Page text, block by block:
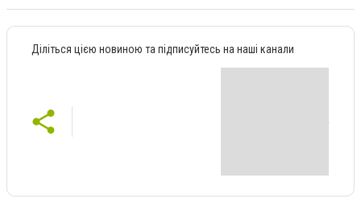
Діліться цією новиною та підписуйтесь на наші канали